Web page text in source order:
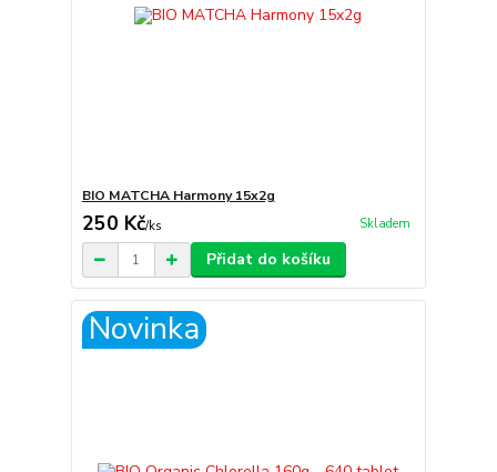
BIO MATCHA Harmony 15x2g
250 Kč/ks Skladem
Přidat do košíku
Novinka